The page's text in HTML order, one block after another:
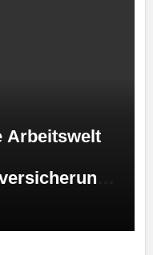
Arbeitswelt